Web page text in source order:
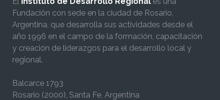
Fundación con sede en la ciudad de Rosario,
Argentina, que desarrolla sus actividades desde el
año 1996 en el campo de la formación, capacitación
y creación de liderazgos para el desarrollo local y
regional.
Balcarce 1793
Rosario (2000), Santa Fe, Argentina